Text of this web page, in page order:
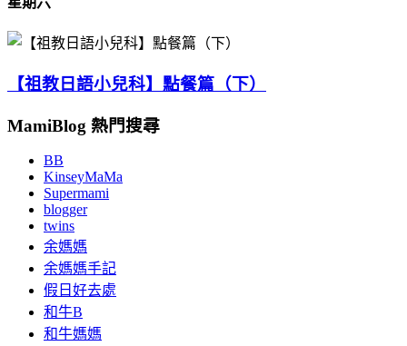
【祖教日語小兒科】點餐篇（下）
MamiBlog 熱門搜尋
BB
KinseyMaMa
Supermami
blogger
twins
余媽媽
余媽媽手記
假日好去處
和牛B
和牛媽媽